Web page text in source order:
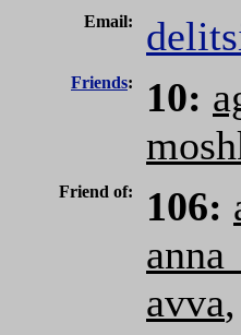
Email:
Friends: 10:
Friend of: 106:
avva,